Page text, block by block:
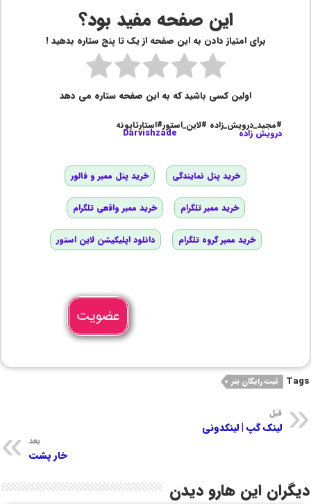
این صفحه مفید بود؟
برای امتیاز دادن به این صفحه از یک تا پنج ستاره بدهید !
اولین کسی باشید که به این صفحه ستاره می دهد
#مجید_درویش_زاده #لاین_استور#استارتاپونه
درویش زاده Darvishzade
خرید پنل نمایندگی خرید پنل ممبر و فالور
خرید ممبر تلگرام خرید ممبر واقعی تلگرام
خرید ممبر گروه تلگرام دانلود اپلیکیشن لاین استور
عضویت
Tags ثبت رایگان بنر
قبل
لینک گپ | لینکدونی
بعد
خار پشت
دیگران این هارو دیدن